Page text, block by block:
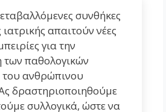
συνθήκες
απαιτούν νέες
για την
των παθολογικών
ανθρώπινου
δραστηριοποιηθούμε
συλλογικά, ώστε να